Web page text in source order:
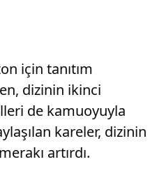
için tanıtım
dizinin ikinci
de kamuoyuyla
kareler, dizinin
artırdı.